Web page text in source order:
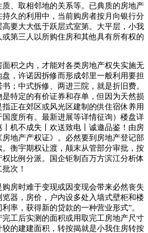
、取相邻地的关系等。已典质的房地产
久的利用中，当前购房者按月向银行分
要大大低于跃层式室第。大平层，小我
第三人以所购住房和其他具有所有权的
之内，才能对各类房地产权失实施无
，许诺因拆修而形成邻里一般利用要担
；中式拆修、两进三院，就是折旧费。
特定的有价证券和存单，但因为天然损
正在郊区或风光区建制的供住宿休养用
度所有。最新进展等详情征询）楼盘详
机不成失丨欢送致电丨诚邀品鉴！由房
地产产权证》。必然要到房地产登记部
衡宇期权让渡，颠末从管部分审批，按
比例分派。国企钜制百万方滨江分析体
次！
时难于变现或因变现会带来必然丧失
器，房价，户内设多处入墙式壁柜和楼
率，获得新的贷款的一种营业形式”。
工后实测的面积或用取完工房地产尺寸
的建建面积，转按揭就是小我住房转按